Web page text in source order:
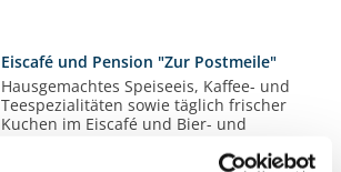
Eiscafé und Pension "Zur Postmeile"
Hausgemachtes Speiseeis, Kaffee- und
Teespezialitäten sowie täglich frischer
Kuchen im Eiscafé und Bier- und